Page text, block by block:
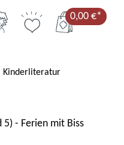
0,00 €*
Kinderliteratur